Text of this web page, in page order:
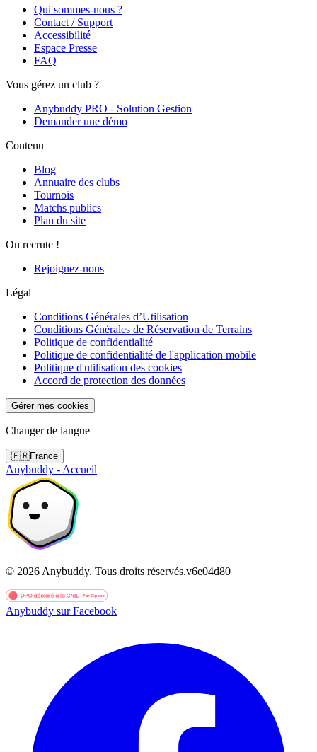
Qui sommes-nous ?
Contact / Support
Accessibilité
Espace Presse
FAQ
Vous gérez un club ?
Anybuddy PRO - Solution Gestion
Demander une démo
Contenu
Blog
Annuaire des clubs
Tournois
Matchs publics
Plan du site
On recrute !
Rejoignez-nous
Légal
Conditions Générales d’Utilisation
Conditions Générales de Réservation de Terrains
Politique de confidentialité
Politique de confidentialité de l'application mobile
Politique d'utilisation des cookies
Accord de protection des données
Gérer mes cookies
Changer de langue
🇫🇷France
Anybuddy - Accueil
© 2026 Anybuddy. Tous droits réservés.v6e04d80
Anybuddy sur Facebook